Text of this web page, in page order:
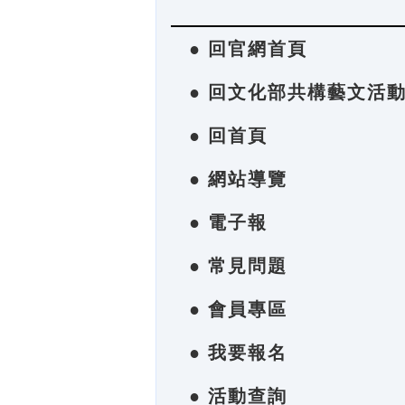
● 回官網首頁
● 回文化部共構藝文活
● 回首頁
● 網站導覽
● 電子報
● 常見問題
● 會員專區
● 我要報名
● 活動查詢